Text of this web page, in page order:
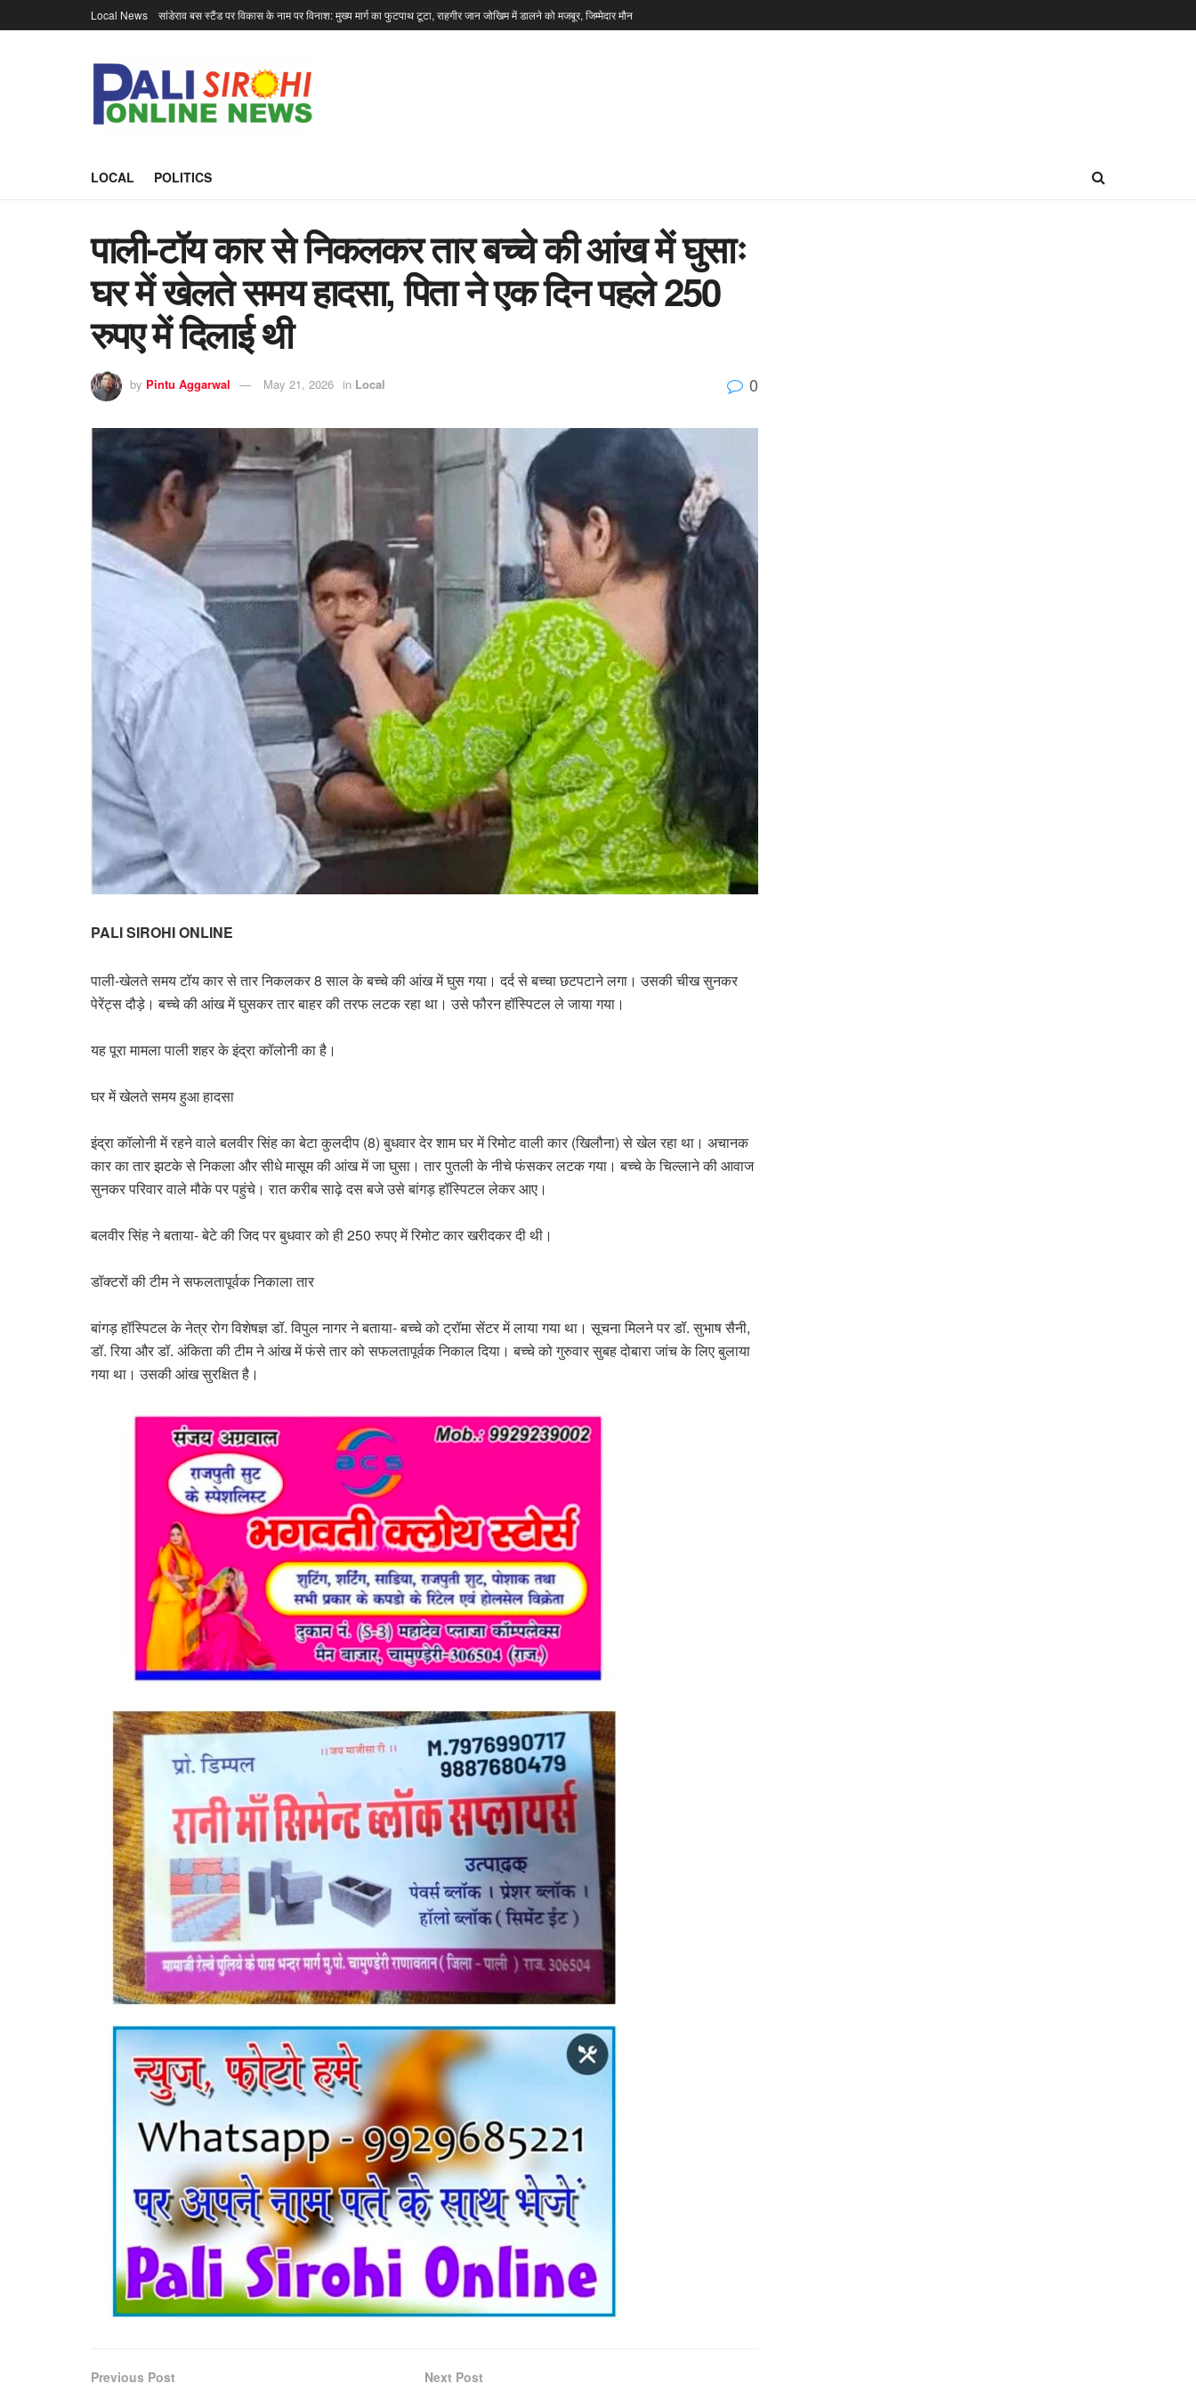
Local News सांडेराव बस स्टैंड पर विकास के नाम पर विनाश: मुख्य मार्ग का फुटपाथ टूटा, राहगीर जान जोखिम में डालने को मजबूर, जिम्मेदार मौन
LOCAL POLITICS
पाली-टॉय कार से निकलकर तार बच्चे की आंख में घुसाः
घर में खेलते समय हादसा, पिता ने एक दिन पहले 250
रुपए में दिलाई थी
by Pintu Aggarwal May 21, 2026 in Local 0
PALI SIROHI ONLINE
पाली-खेलते समय टॉय कार से तार निकलकर 8 साल के बच्चे की आंख में घुस गया। दर्द से बच्चा छटपटाने लगा। उसकी चीख सुनकर
पेरेंट्स दौड़े। बच्चे की आंख में घुसकर तार बाहर की तरफ लटक रहा था। उसे फौरन हॉस्पिटल ले जाया गया।
यह पूरा मामला पाली शहर के इंद्रा कॉलोनी का है।
घर में खेलते समय हुआ हादसा
इंद्रा कॉलोनी में रहने वाले बलवीर सिंह का बेटा कुलदीप (8) बुधवार देर शाम घर में रिमोट वाली कार (खिलौना) से खेल रहा था। अचानक
कार का तार झटके से निकला और सीधे मासूम की आंख में जा घुसा। तार पुतली के नीचे फंसकर लटक गया। बच्चे के चिल्लाने की आवाज
सुनकर परिवार वाले मौके पर पहुंचे। रात करीब साढ़े दस बजे उसे बांगड़ हॉस्पिटल लेकर आए।
बलवीर सिंह ने बताया- बेटे की जिद पर बुधवार को ही 250 रुपए में रिमोट कार खरीदकर दी थी।
डॉक्टरों की टीम ने सफलतापूर्वक निकाला तार
बांगड़ हॉस्पिटल के नेत्र रोग विशेषज्ञ डॉ. विपुल नागर ने बताया- बच्चे को ट्रॉमा सेंटर में लाया गया था। सूचना मिलने पर डॉ. सुभाष सैनी,
डॉ. रिया और डॉ. अंकिता की टीम ने आंख में फंसे तार को सफलतापूर्वक निकाल दिया। बच्चे को गुरुवार सुबह दोबारा जांच के लिए बुलाया
गया था। उसकी आंख सुरक्षित है।
Previous Post Next Post